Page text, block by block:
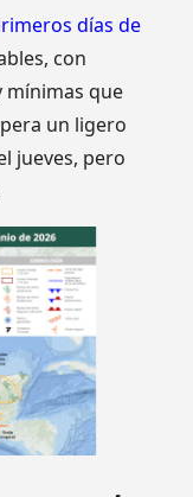
días de
con
mínimas que
un ligero
jueves, pero